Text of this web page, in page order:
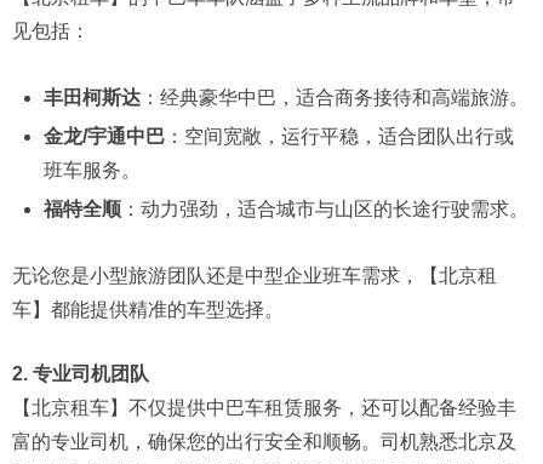
见包括：
丰田柯斯达：经典豪华中巴，适合商务接待和高端旅游。
金龙/宇通中巴：空间宽敞，运行平稳，适合团队出行或
班车服务。
福特全顺：动力强劲，适合城市与山区的长途行驶需求。
无论您是小型旅游团队还是中型企业班车需求，【北京租
车】都能提供精准的车型选择。
2. 专业司机团队
【北京租车】不仅提供中巴车租赁服务，还可以配备经验丰
富的专业司机，确保您的出行安全和顺畅。司机熟悉北京及